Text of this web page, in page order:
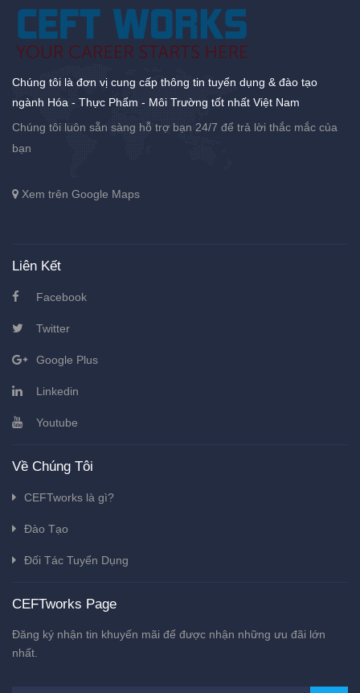
Chúng tôi là đơn vị cung cấp thông tin tuyển dụng & đào tạo
ngành Hóa - Thực Phẩm - Môi Trường tốt nhất Việt Nam
Chúng tôi luôn sẵn sàng hỗ trợ bạn 24/7 để trả lời thắc mắc của
bạn
Xem trên Google Maps
Liên Kết
Facebook
Twitter
Google Plus
Linkedin
Youtube
Về Chúng Tôi
CEFTworks là gì?
Đào Tạo
Đối Tác Tuyển Dụng
CEFTworks Page
Đăng ký nhận tin khuyến mãi để được nhận những ưu đãi lớn
nhất.